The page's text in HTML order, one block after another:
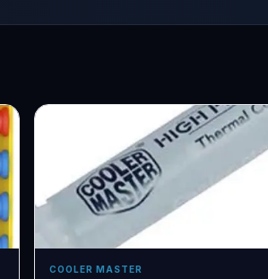
COOLER MASTER